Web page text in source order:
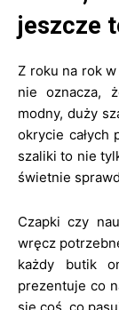
jeszcze
Z roku na rok
nie oznacza,
modny, duży
okrycie całych
szaliki to nie
świetnie
Czapki czy
wręcz
każdy butik
prezentuje co